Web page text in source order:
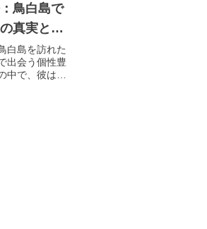
鳥白島で
真実と
白島を訪れた
出会う個性豊
中で、彼は大